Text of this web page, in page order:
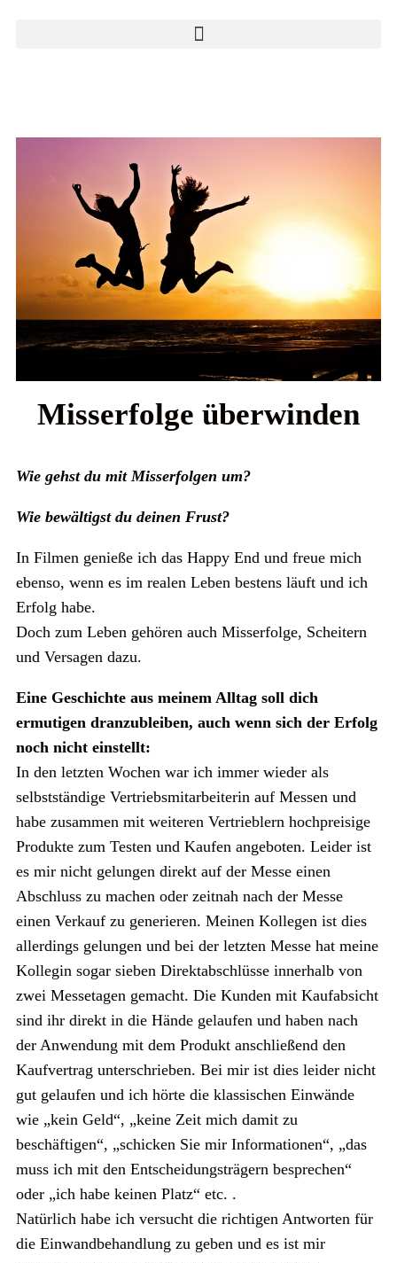
Misserfolge überwinden
Wie gehst du mit Misserfolgen um?
Wie bewältigst du deinen Frust?
In Filmen genieße ich das Happy End und freue mich
ebenso, wenn es im realen Leben bestens läuft und ich
Erfolg habe.
Doch zum Leben gehören auch Misserfolge, Scheitern
und Versagen dazu.
Eine Geschichte aus meinem Alltag soll dich
ermutigen dranzubleiben, auch wenn sich der Erfolg
noch nicht einstellt:
In den letzten Wochen war ich immer wieder als
selbstständige Vertriebsmitarbeiterin auf Messen und
habe zusammen mit weiteren Vertrieblern hochpreisige
Produkte zum Testen und Kaufen angeboten. Leider ist
es mir nicht gelungen direkt auf der Messe einen
Abschluss zu machen oder zeitnah nach der Messe
einen Verkauf zu generieren. Meinen Kollegen ist dies
allerdings gelungen und bei der letzten Messe hat meine
Kollegin sogar sieben Direktabschlüsse innerhalb von
zwei Messetagen gemacht. Die Kunden mit Kaufabsicht
sind ihr direkt in die Hände gelaufen und haben nach
der Anwendung mit dem Produkt anschließend den
Kaufvertrag unterschrieben. Bei mir ist dies leider nicht
gut gelaufen und ich hörte die klassischen Einwände
wie „kein Geld“, „keine Zeit mich damit zu
beschäftigen“, „schicken Sie mir Informationen“, „das
muss ich mit den Entscheidungsträgern besprechen“
oder „ich habe keinen Platz“ etc. .
Natürlich habe ich versucht die richtigen Antworten für
die Einwandbehandlung zu geben und es ist mir